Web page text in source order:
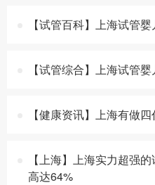
【试管百科】上海试管
【试管综合】上海试管
【健康资讯】上海有做
【上海】上海实力超强
高达64%